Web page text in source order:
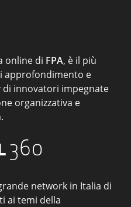
online di FPA, è il più
approfondimento e
innovatori impegnate
organizzativa e
network in Italia di
ai temi della